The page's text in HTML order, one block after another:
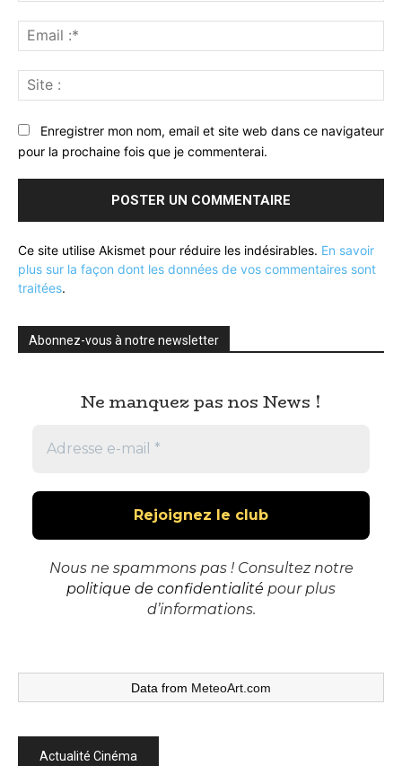
:*
:
Enregistrer mon nom, email et site web dans ce navigateur
pour la prochaine fois que je commenterai.
Ce site utilise Akismet pour réduire les indésirables. En savoir
plus sur la façon dont les données de vos commentaires sont
traitées.
Abonnez-vous à notre newsletter
Ne manquez pas nos News !
Nous ne spammons pas ! Consultez notre
politique de confidentialité pour plus
d’informations.
Data from MeteoArt.com
Actualité Cinéma